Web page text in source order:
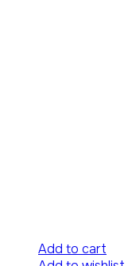
Add to cart